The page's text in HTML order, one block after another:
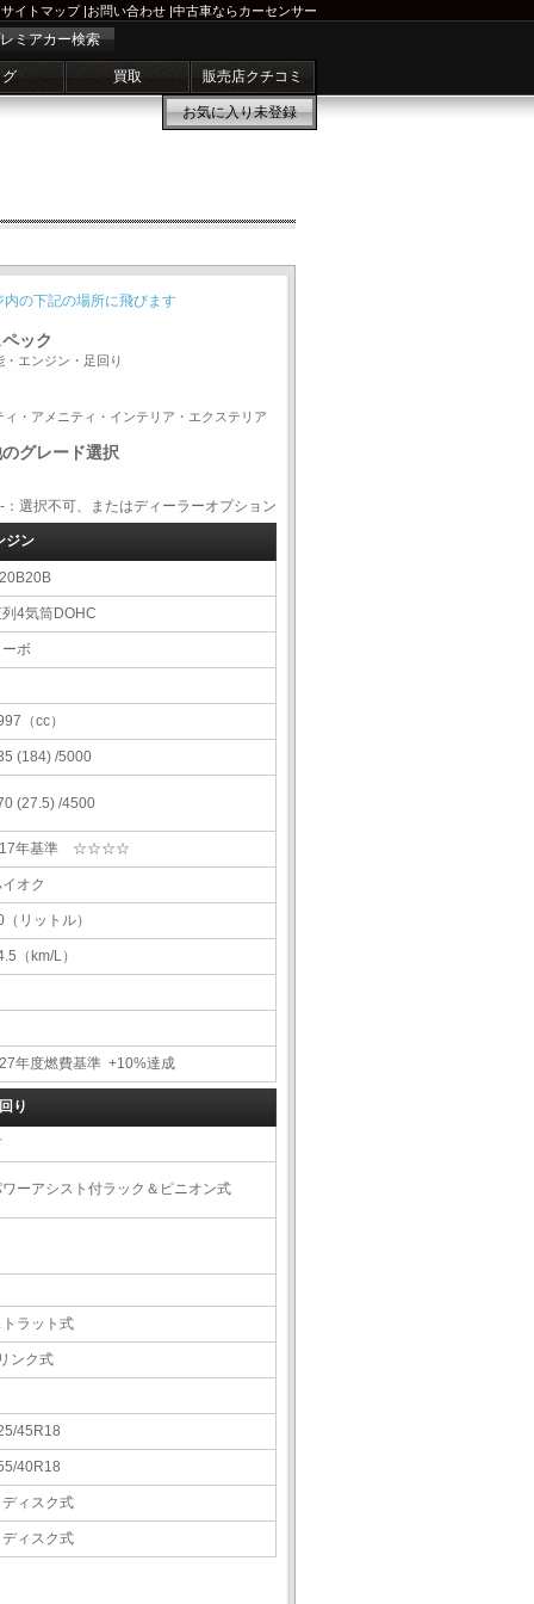
サイトマップ|お問い合わせ |中古車ならカーセンサー
ミアカー検索
買取 販売店クチコミ
お気に入り未登録
内の下記の場所に飛びます
ック
・エンジン・足回り
ィ・アメニティ・インテリア・エクステリア
グレード選択
択不可、またはディーラーオプション
ジン
4気筒DOHC
ボ
（cc）
(184) /5000
(27.5) /4500
年基準 ☆☆☆☆
オク
（リットル）
（km/L）
年度燃費基準 +10%達成
り
ーアシスト付ラック＆ピニオン式
ラット式
ンク式
45R18
40R18
ィスク式
ィスク式